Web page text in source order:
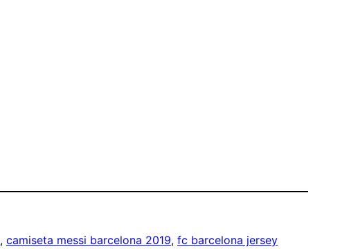
, camiseta messi barcelona 2019, fc barcelona jersey